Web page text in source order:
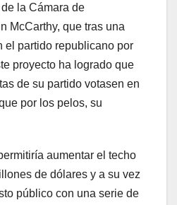
la Cámara de
McCarthy, que tras una
el partido republicano por
proyecto ha logrado que
de su partido votasen en
por los pelos, su
aumentar el techo
de dólares y a su vez
público con una serie de